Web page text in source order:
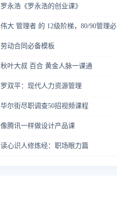
罗永浩《罗永浩的创业课》
伟大 管理者 的 12级阶梯，80/90管理必修课
劳动合同必备模板
秋叶大叔 百合 黄金人脉一课通
罗双平：现代人力资源管理
华尔街尽职调查50招视频课程
像腾讯一样做设计产品课
读心识人修炼经：职场眼力篇